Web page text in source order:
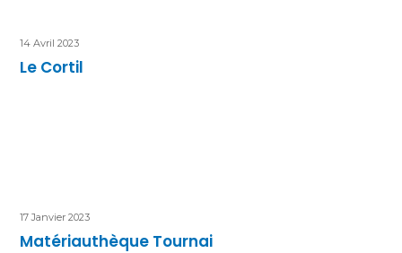
14 Avril 2023
Le Cortil
17 Janvier 2023
Matériauthèque Tournai